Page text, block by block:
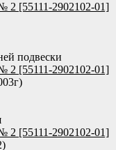
2 [55111-2902102-01]
подвески
2 [55111-2902102-01]
2 [55111-2902102-01]